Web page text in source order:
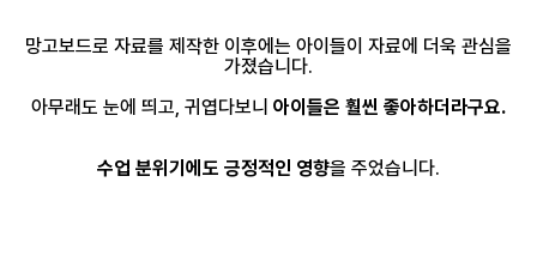
망고보드로 자료를 제작한 이후에는 아이들이 자료에 더욱 관심을
가졌습니다.
아무래도 눈에 띄고, 귀엽다보니 아이들은 훨씬 좋아하더라구요.
수업 분위기에도 긍정적인 영향을 주었습니다.